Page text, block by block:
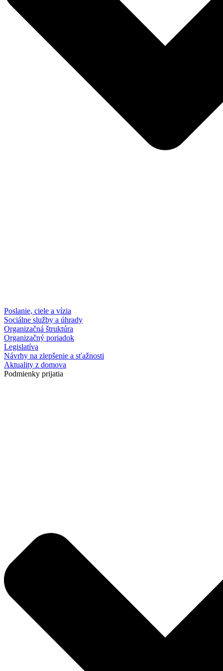
Poslanie, ciele a vízia
Sociálne služby a úhrady
Organizačná štruktúra
Organizačný poriadok
Legislatíva
Návrhy na zlepšenie a sťažnosti
Aktuality z domova
Podmienky prijatia